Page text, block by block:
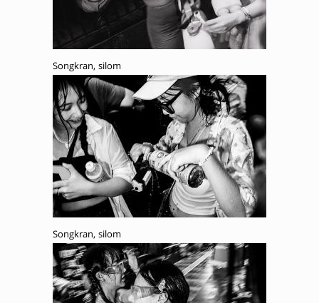
Songkran, silom
Songkran, silom